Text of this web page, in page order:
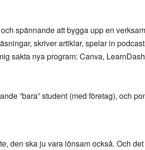
spännande att bygga upp en
skriver artiklar, spelar in
sakta nya program: Canva,
”bara” student (med företag), och
den ska ju vara lönsam också. Och